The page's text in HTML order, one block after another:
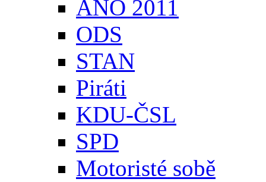
ANO 2011
ODS
STAN
Piráti
KDU-ČSL
SPD
Motoristé sobě